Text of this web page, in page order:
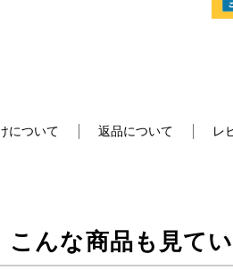
について 返品について レ
こんな商品も見て